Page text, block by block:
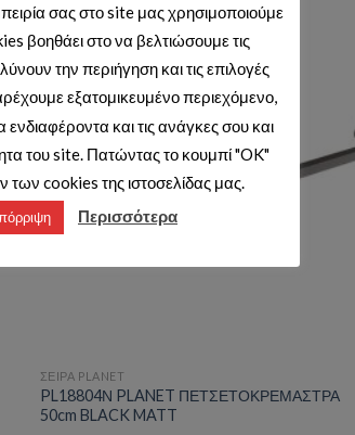
Add to wishlist
ΣΕΙΡΑ PLANET
PL18804Ν PLANET ΠΕΤΣΕΤΟΚΡΕΜΑΣΤΡΑ
50cm BLACK MATT
σας στο site μας χρησιμοποιούμε
βοηθάει στο να βελτιώσουμε τις
την περιήγηση και τις επιλογές
εξατομικευμένο περιεχόμενο,
ενδιαφέροντα και τις ανάγκες σου και
του site. Πατώντας το κουμπί "OK"
cookies της ιστοσελίδας μας.
Περισσότερα